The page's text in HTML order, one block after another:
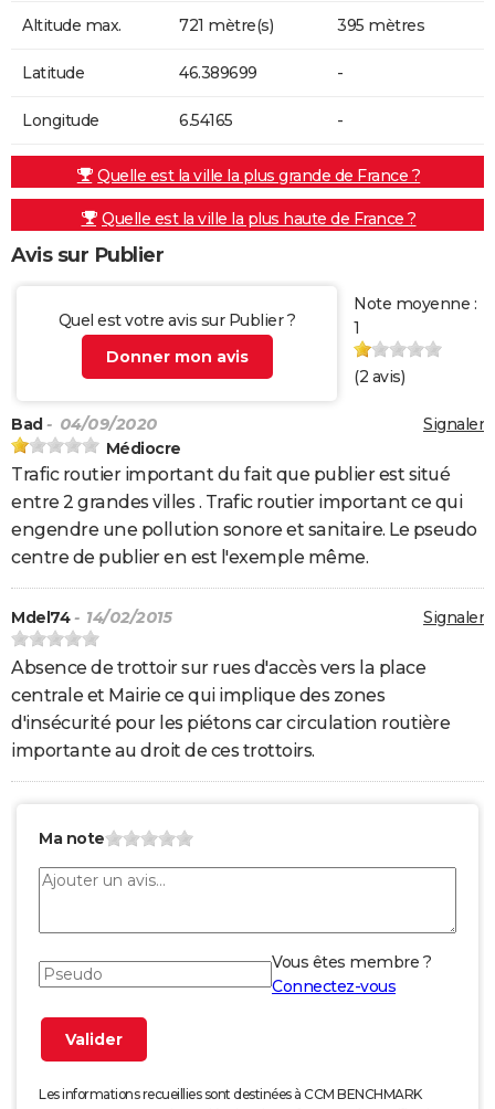
Altitude max. 721 mètre(s) 395 mètres
Latitude 46.389699 -
Longitude 6.54165 -
Quelle est la ville la plus grande de France ?
Quelle est la ville la plus haute de France ?
Avis sur Publier
Quel est votre avis sur Publier ?
Donner mon avis
Note moyenne :
1
(2 avis)
Signaler
Bad - 04/09/2020
Médiocre
Trafic routier important du fait que publier est situé
entre 2 grandes villes . Trafic routier important ce qui
engendre une pollution sonore et sanitaire. Le pseudo
centre de publier en est l'exemple même.
Signaler
Mdel74- 14/02/2015
Absence de trottoir sur rues d'accès vers la place
centrale et Mairie ce qui implique des zones
d'insécurité pour les piétons car circulation routière
importante au droit de ces trottoirs.
Ma note
Vous êtes membre ?
Connectez-vous
Les informations recueillies sont destinées à CCM BENCHMARK